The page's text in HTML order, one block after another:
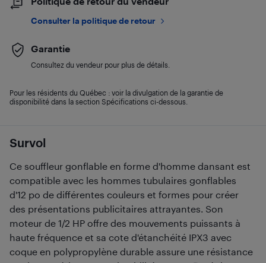
Survol
Ce souffleur gonflable en forme d'homme dansant est
compatible avec les hommes tubulaires gonflables
d'12 po de différentes couleurs et formes pour créer
des présentations publicitaires attrayantes. Son
moteur de 1/2 HP offre des mouvements puissants à
haute fréquence et sa cote d'étanchéité IPX3 avec
coque en polypropylène durable assure une résistance
Consulter la politique de retour
Garantie
Consultez du vendeur pour plus de détails.
Pour les résidents du Québec : voir la divulgation de la garantie de
disponibilité dans la section Spécifications ci-dessous.